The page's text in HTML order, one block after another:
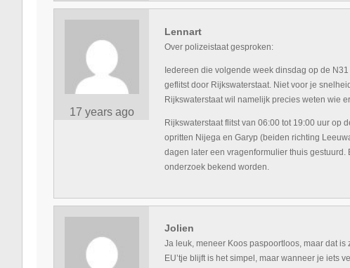
17 years ago
Lennart
Over polizeistaat gesproken:
Iedereen die volgende week dinsdag op de
geflitst door Rijkswaterstaat. Niet voor je
Rijkswaterstaat wil namelijk precies weten wie
Rijkswaterstaat flitst van 06:00 tot 19:00 uur op
opritten Nijega en Garyp (beiden richting
dagen later een vragenformulier thuis
onderzoek bekend worden.
Jolien
Ja leuk, meneer Koos paspoortloos, maar dat
EU’tje blijft is het simpel, maar wanneer je iets